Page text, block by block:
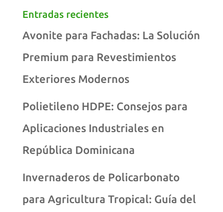
Entradas recientes
Avonite para Fachadas: La Solución
Premium para Revestimientos
Exteriores Modernos
Polietileno HDPE: Consejos para
Aplicaciones Industriales en
República Dominicana
Invernaderos de Policarbonato
para Agricultura Tropical: Guía del